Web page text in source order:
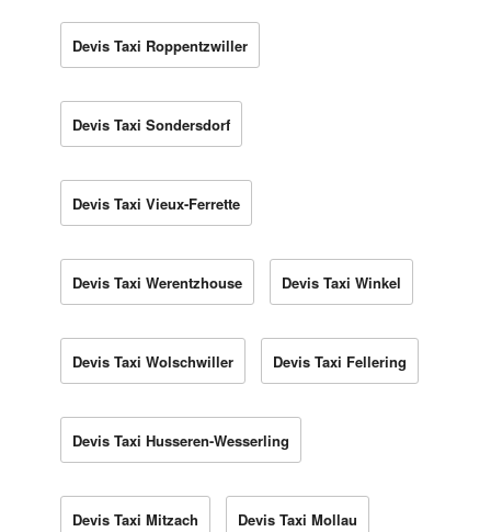
Devis Taxi Roppentzwiller
Devis Taxi Sondersdorf
Devis Taxi Vieux-Ferrette
Devis Taxi Werentzhouse Devis Taxi Winkel
Devis Taxi Wolschwiller Devis Taxi Fellering
Devis Taxi Husseren-Wesserling
Devis Taxi Mitzach Devis Taxi Mollau